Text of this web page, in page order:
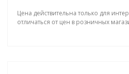
Цена действительна только для
отличаться от цен в розничных